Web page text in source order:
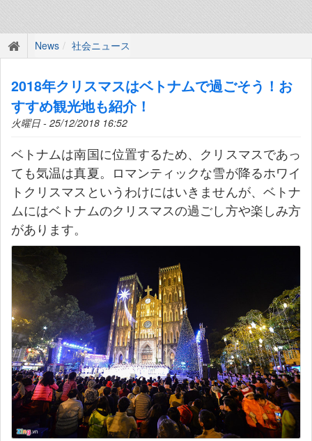
News 社会ニュース
2018年クリスマスはベトナムで過ごそう！お
すすめ観光地も紹介！
火曜日 - 25/12/2018 16:52
ベトナムは南国に位置するため、クリスマスであっ
ても気温は真夏。ロマンティックな雪が降るホワイ
トクリスマスというわけにはいきませんが、ベトナ
ムにはベトナムのクリスマスの過ごし方や楽しみ方
があります。